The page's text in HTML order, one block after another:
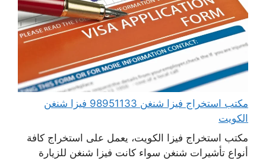
مكتب استخراج فيزا شنغن 98951133 فيزا شنغن
الكويت
مكتب استخراج فيزا الكويت، يعمل على استخراج كافة
أنواع تأشيرات شنغن سواء كانت فيزا شنغن للزيارة